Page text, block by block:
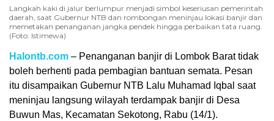
Langkah kaki di jalur berlumpur menjadi simbol keseriusan pemerintah
daerah, saat Gubernur NTB dan rombongan meninjau lokasi banjir dan
memetakan penanganan jangka pendek hingga perbaikan tata ruang.
(Foto: Istimewa)
Halontb.com – Penanganan banjir di Lombok Barat tidak
boleh berhenti pada pembagian bantuan semata. Pesan
itu disampaikan Gubernur NTB Lalu Muhamad Iqbal saat
meninjau langsung wilayah terdampak banjir di Desa
Buwun Mas, Kecamatan Sekotong, Rabu (14/1).